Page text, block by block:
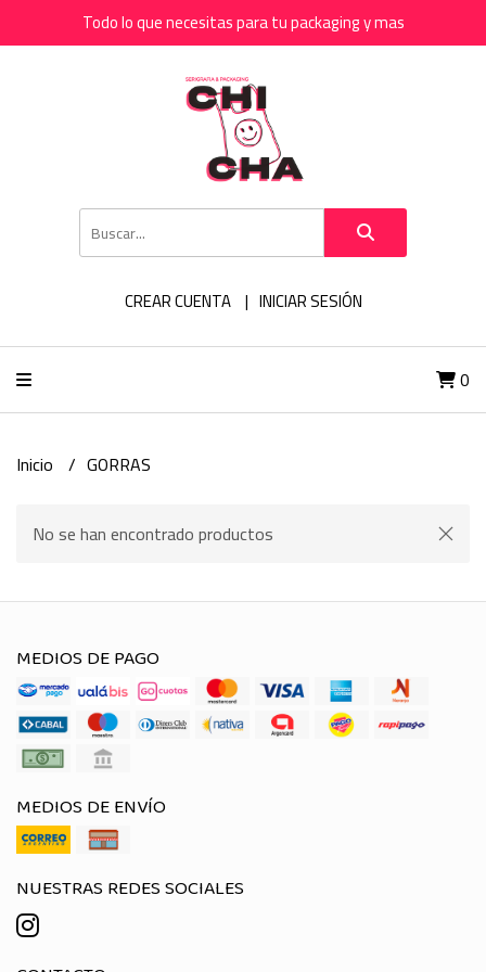
Todo lo que necesitas para tu packaging y mas
CREAR CUENTA INICIAR SESIÓN
0
Inicio GORRAS
No se han encontrado productos
MEDIOS DE PAGO
MEDIOS DE ENVÍO
NUESTRAS REDES SOCIALES